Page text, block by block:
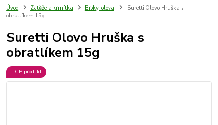
Úvod Zátěže a krmítka Broky, olova
Suretti Olovo Hruška s
obratlíkem 15g
Suretti Olovo Hruška s
obratlíkem 15g
TOP produkt